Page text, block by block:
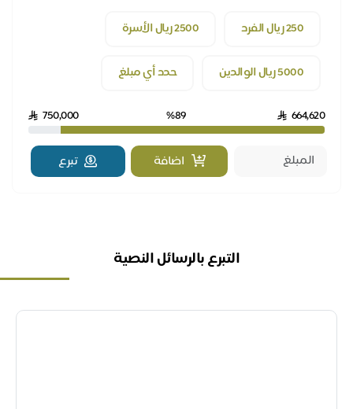
2500 ريال الأسرة
5000 ريال الوالدين حدد أي مبلغ
664,620
750,000
اضافة تبرع
التبرع بالرسائل النصية